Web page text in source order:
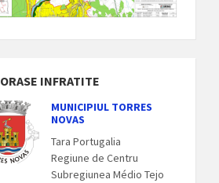
ORASE INFRATITE
MUNICIPIUL TORRES
NOVAS
Tara Portugalia
Regiune de Centru
Subregiunea Médio Tejo